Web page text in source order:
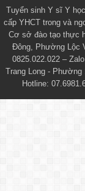
Tuyển sinh Y sĩ Y
cấp YHCT trong và
Cơ sở đào tạo thực
Đông, Phường Lộc
0825.022.022 –
Trang Long -
Hotline: